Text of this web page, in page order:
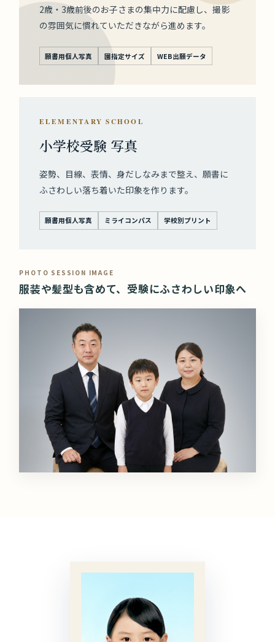
2歳・3歳前後のお子さまの集中力に配慮し、撮影
の雰囲気に慣れていただきながら進めます。
願書用個人写真 園指定サイズ WEB出願データ
ELEMENTARY SCHOOL
小学校受験 写真
姿勢、目線、表情、身だしなみまで整え、願書に
ふさわしい落ち着いた印象を作ります。
願書用個人写真 ミライコンパス 学校別プリント
PHOTO SESSION IMAGE
服装や髪型も含めて、受験にふさわしい印象へ